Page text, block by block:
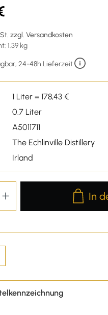
zzgl. Versandkosten
1.39 kg
24-48h Lieferzeit
1 Liter = 178,43 €
0.7 Liter
A5011711
The Echlinville Distillery
Irland
Produkt In